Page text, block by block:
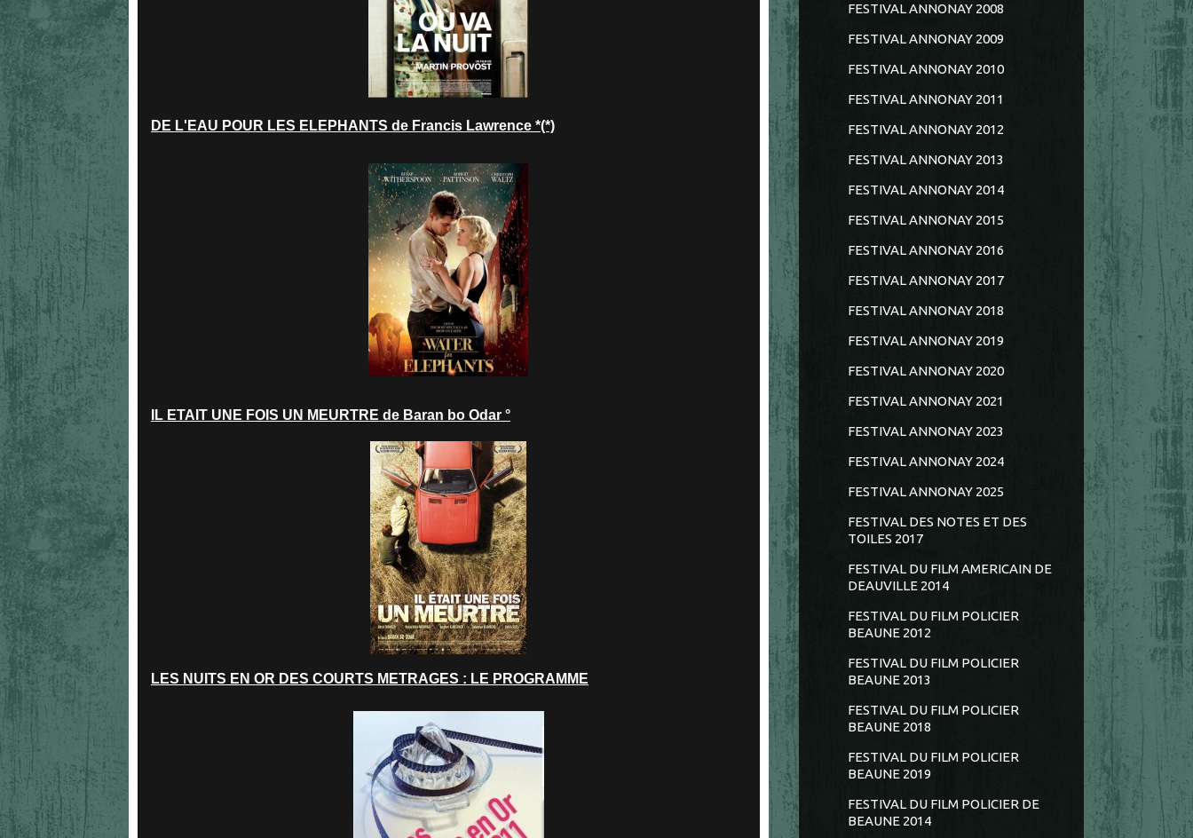
DE L'EAU POUR LES ELEPHANTS de Francis Lawrence *(*)
IL ETAIT UNE FOIS UN MEURTRE de Baran bo Odar °
LES NUITS EN OR DES COURTS METRAGES : LE PROGRAMME
FESTIVAL ANNONAY 2008
FESTIVAL ANNONAY 2009
FESTIVAL ANNONAY 2010
FESTIVAL ANNONAY 2011
FESTIVAL ANNONAY 2012
FESTIVAL ANNONAY 2013
FESTIVAL ANNONAY 2014
FESTIVAL ANNONAY 2015
FESTIVAL ANNONAY 2016
FESTIVAL ANNONAY 2017
FESTIVAL ANNONAY 2018
FESTIVAL ANNONAY 2019
FESTIVAL ANNONAY 2020
FESTIVAL ANNONAY 2021
FESTIVAL ANNONAY 2023
FESTIVAL ANNONAY 2024
FESTIVAL ANNONAY 2025
FESTIVAL DES NOTES ET DES
TOILES 2017
FESTIVAL DU FILM AMERICAIN DE
DEAUVILLE 2014
FESTIVAL DU FILM POLICIER
BEAUNE 2012
FESTIVAL DU FILM POLICIER
BEAUNE 2013
FESTIVAL DU FILM POLICIER
BEAUNE 2018
FESTIVAL DU FILM POLICIER
BEAUNE 2019
FESTIVAL DU FILM POLICIER DE
BEAUNE 2014